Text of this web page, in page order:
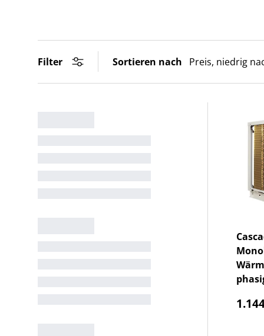
Filter Sortieren nach Preis, niedrig